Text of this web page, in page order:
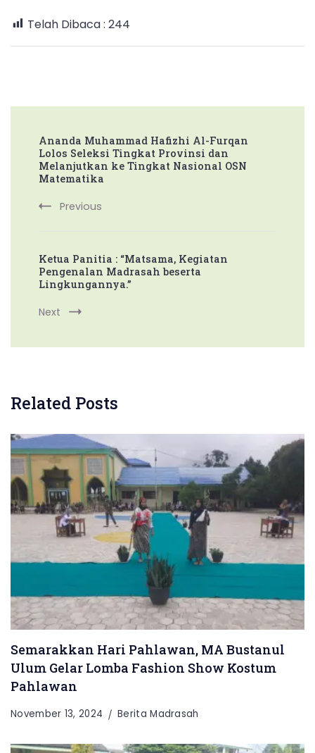
Telah Dibaca : 244
Navigation
Ananda Muhammad Hafizhi Al-Furqan
Lolos Seleksi Tingkat Provinsi dan
Melanjutkan ke Tingkat Nasional OSN
Matematika
Previous
Ketua Panitia : “Matsama, Kegiatan
Pengenalan Madrasah beserta
Lingkungannya.”
Next
Related Posts
Semarakkan Hari Pahlawan, MA Bustanul
Ulum Gelar Lomba Fashion Show Kostum
Pahlawan
November 13, 2024 Berita Madrasah